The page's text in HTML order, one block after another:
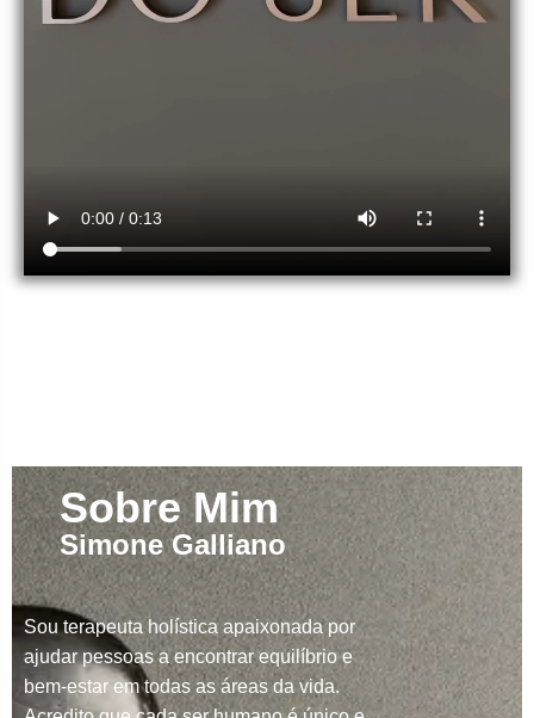
Sobre Mim
Simone Galliano
Sou terapeuta holística apaixonada por
ajudar pessoas a encontrar equilíbrio e
bem-estar em todas as áreas da vida.